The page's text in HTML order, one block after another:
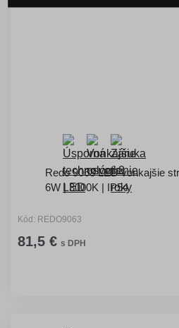
Redo 9063 LED vonkajšie
6W | 3000K | IP54
Kód: REDO9063
81,5 € s DPH